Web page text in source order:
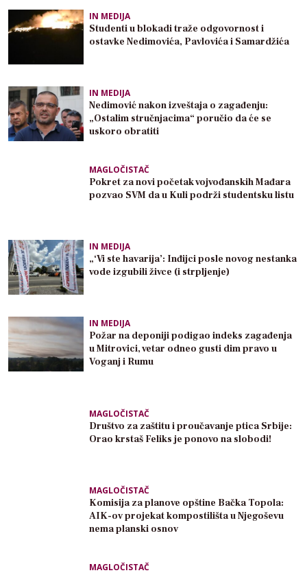
IN MEDIJA
Studenti u blokadi traže odgovornost i
ostavke Nedimovića, Pavlovića i Samardžića
IN MEDIJA
Nedimović nakon izveštaja o zagađenju:
„Ostalim stručnjacima“ poručio da će se
uskoro obratiti
MAGLOČISTAČ
Pokret za novi početak vojvođanskih Mađara
pozvao SVM da u Kuli podrži studentsku listu
IN MEDIJA
„‘Vi ste havarija’: Inđijci posle novog nestanka
vode izgubili živce (i strpljenje)
IN MEDIJA
Požar na deponiji podigao indeks zagađenja
u Mitrovici, vetar odneo gusti dim pravo u
Voganj i Rumu
MAGLOČISTAČ
Društvo za zaštitu i proučavanje ptica Srbije:
Orao krstaš Feliks je ponovo na slobodi!
MAGLOČISTAČ
Komisija za planove opštine Bačka Topola:
AIK-ov projekat kompostilišta u Njegoševu
nema planski osnov
MAGLOČISTAČ